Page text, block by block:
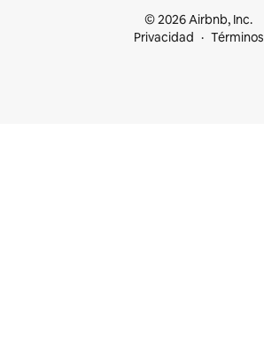
© 2026 Airbnb, Inc.
Privacidad
Términos